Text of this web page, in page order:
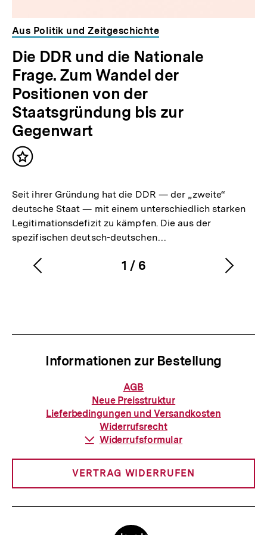
Aus Politik und Zeitgeschichte
Die DDR und die Nationale
Frage. Zum Wandel der
Positionen von der
Staatsgründung bis zur
Gegenwart
Inhalt
Seit ihrer Gründung hat die DDR — der „zweite“
deutsche Staat — mit einem unterschiedlich starken
Legitimationsdefizit zu kämpfen. Die aus der
spezifischen deutsch-deutschen…
Karussellinhalt
1
von
/ 6
Vorherigen
Informationen zur Bestellung
Informationen
zur
Bestellung
AGB
Neue Preisstruktur
Lieferbedingungen und Versandkosten
Widerrufsrecht
Download-
Widerrufsformular
VERTRAG WIDERRUFEN